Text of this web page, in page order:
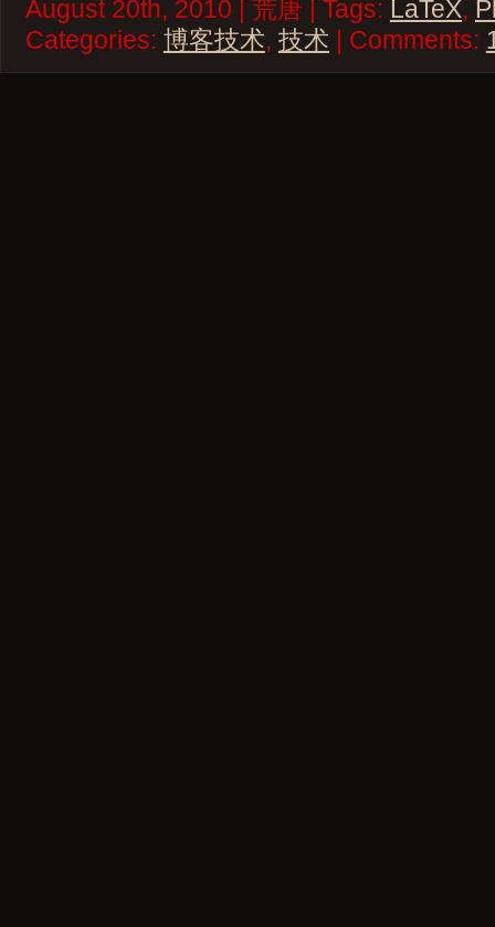
August 20th, 2010 | 荒唐 | Tags: LaTeX,
Categories: 博客技术, 技术 | Comments: